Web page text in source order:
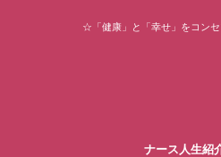
☆「健康」と「幸せ」をコン
ナース人生紹